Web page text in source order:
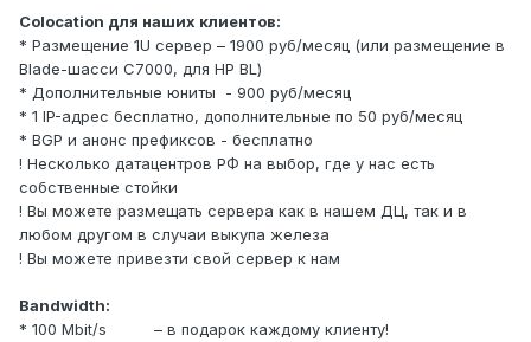
Colocation для наших клиентов:
* Размещение 1U сервер – 1900 руб/месяц (или размещение в
Blade-шасси C7000, для HP BL)
* Дополнительные юниты
- 900 руб/месяц
* 1 IP-адрес бесплатно, дополнительные по 50 руб/месяц
* BGP и анонс префиксов - бесплатно
! Несколько датацентров РФ на выбор, где у нас есть
собственные стойки
! Вы можете размещать сервера как в нашем ДЦ, так и в
любом другом в случаи выкупа железа
! Вы можете привезти свой сервер к нам
Bandwidth:
* 100 Mbit/s
– в подарок каждому клиенту!